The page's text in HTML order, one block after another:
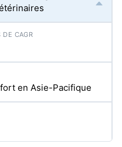
en Asie-Pacifique